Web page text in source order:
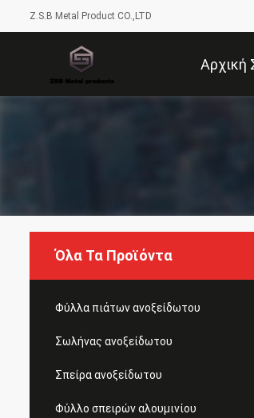
Z.S.B Metal Product CO.,LTD
Αρχική
Όλα Τα Προϊόντα
Φύλλα πιάτων ανοξείδωτου
Σωλήνας ανοξείδωτου
Σπείρα ανοξείδωτου
Φύλλο σπειρών αλουμινίου